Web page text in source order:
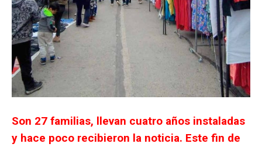
Son 27 familias, llevan cuatro años instaladas
y hace poco recibieron la noticia. Este fin de